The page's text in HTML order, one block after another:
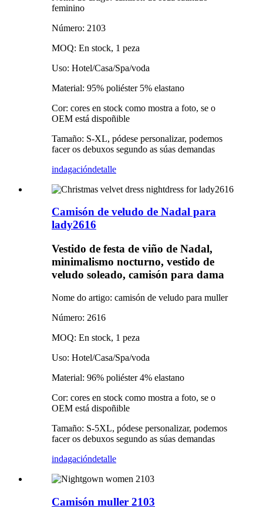
feminino
Número: 2103
MOQ: En stock, 1 peza
Uso: Hotel/Casa/Spa/voda
Material: 95% poliéster 5% elastano
Cor: cores en stock como mostra a foto, se o
OEM está dispoñible
Tamaño: S-XL, pódese personalizar, podemos
facer os debuxos segundo as súas demandas
indagacióndetalle
Camisón de veludo de Nadal para
lady2616
Vestido de festa de viño de Nadal,
minimalismo nocturno, vestido de
veludo soleado, camisón para dama
Nome do artigo: camisón de veludo para muller
Número: 2616
MOQ: En stock, 1 peza
Uso: Hotel/Casa/Spa/voda
Material: 96% poliéster 4% elastano
Cor: cores en stock como mostra a foto, se o
OEM está dispoñible
Tamaño: S-5XL, pódese personalizar, podemos
facer os debuxos segundo as súas demandas
indagacióndetalle
Camisón muller 2103